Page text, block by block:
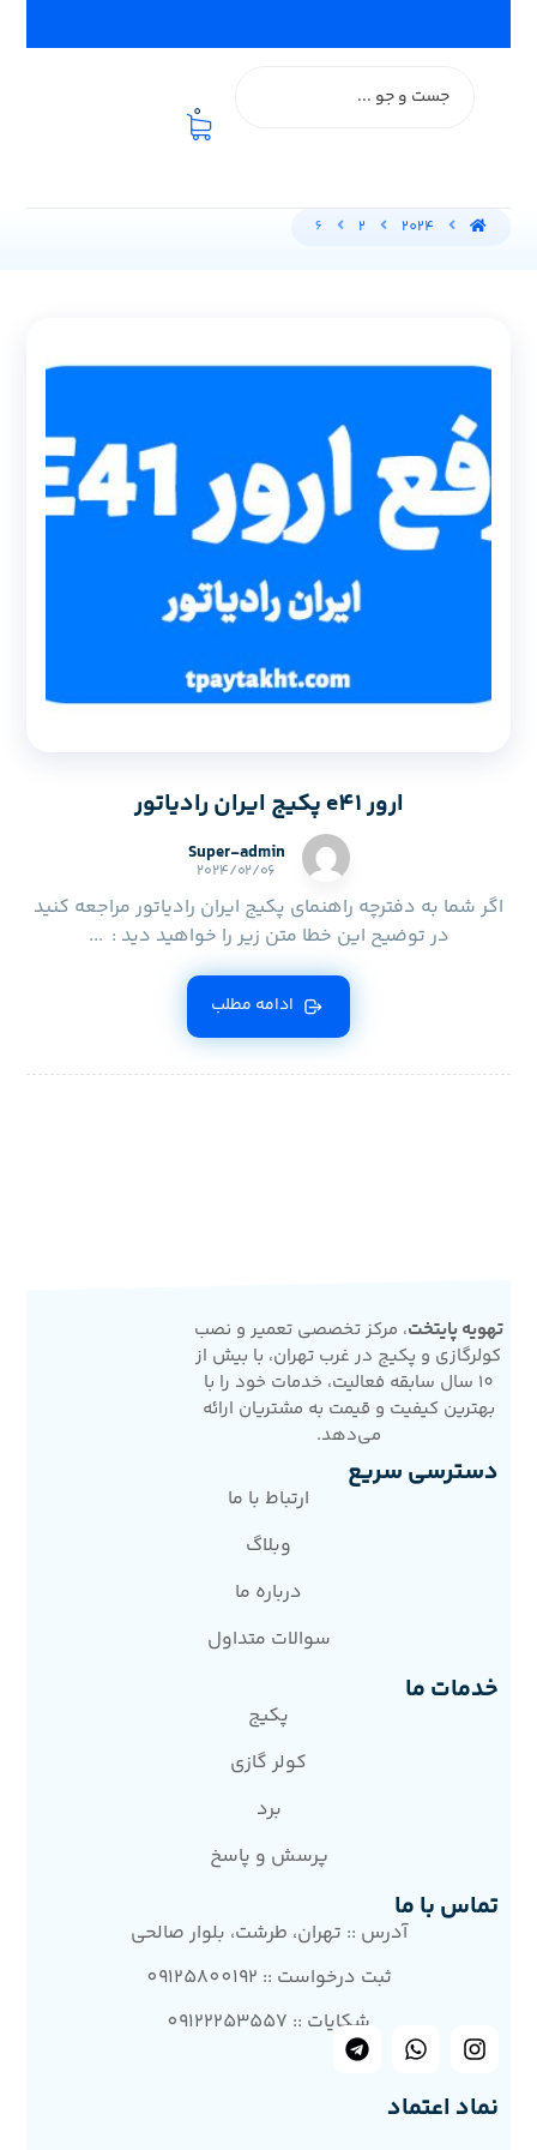
0
2024
2
6
ارور e41 پکیج ایران رادیاتور
Super-admin
۲۰۲۴/۰۲/۰۶
اگر شما به دفترچه راهنمای پکیج ایران رادیاتور مراجعه کنید
در توضیح این خطا متن زیر را خواهید دید : ...
ادامه مطلب
تهویه پایتخت، مرکز تخصصی تعمیر و نصب
کولرگازی و پکیج در غرب تهران، با بیش از
10 سال سابقه فعالیت، خدمات خود را با
بهترین کیفیت و قیمت به مشتریان ارائه
می‌دهد.
دسترسی سریع
ارتباط با ما
وبلاگ
درباره ما
سوالات متداول
خدمات ما
پکیج
کولر گازی
برد
پرسش و پاسخ
تماس با ما
آدرس :: تهران، طرشت، بلوار صالحی
ثبت درخواست :: 09125800192
شکایات :: 09122253557
نماد اعتماد